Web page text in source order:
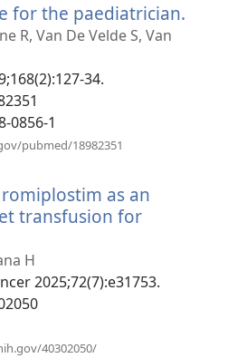
for the paediatrician.
R, Van De Velde S, Van
34.
0856-1
pubmed/18982351
as an
transfusion for
H
2025;72(7):e31753.
40302050/